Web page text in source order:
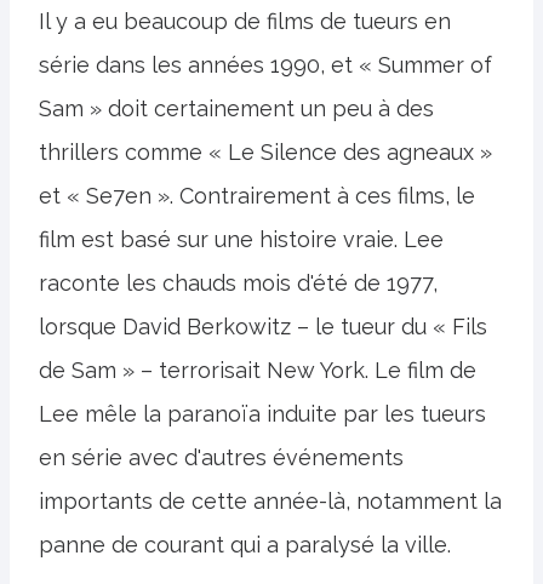
Il y a eu beaucoup de films de tueurs en
série dans les années 1990, et « Summer of
Sam » doit certainement un peu à des
thrillers comme « Le Silence des agneaux »
et « Se7en ». Contrairement à ces films, le
film est basé sur une histoire vraie. Lee
raconte les chauds mois d'été de 1977,
lorsque David Berkowitz – le tueur du « Fils
de Sam » – terrorisait New York. Le film de
Lee mêle la paranoïa induite par les tueurs
en série avec d'autres événements
importants de cette année-là, notamment la
panne de courant qui a paralysé la ville.